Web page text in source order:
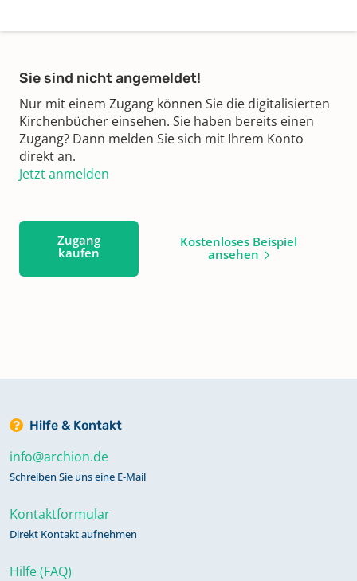
Sie sind nicht angemeldet!
Nur mit einem Zugang können Sie die digitalisierten
Kirchenbücher einsehen. Sie haben bereits einen
Zugang? Dann melden Sie sich mit Ihrem Konto
direkt an.
Jetzt anmelden
Zugang
kaufen
Kostenloses Beispiel
ansehen
Hilfe & Kontakt
info@archion.de
Schreiben Sie uns eine E-Mail
Kontaktformular
Direkt Kontakt aufnehmen
Hilfe (FAQ)